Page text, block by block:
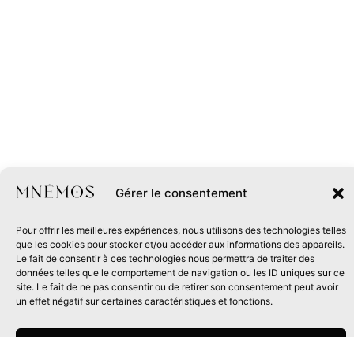
Gérer le consentement
Pour offrir les meilleures expériences, nous utilisons des technologies telles
que les cookies pour stocker et/ou accéder aux informations des appareils.
Le fait de consentir à ces technologies nous permettra de traiter des
données telles que le comportement de navigation ou les ID uniques sur ce
site. Le fait de ne pas consentir ou de retirer son consentement peut avoir
un effet négatif sur certaines caractéristiques et fonctions.